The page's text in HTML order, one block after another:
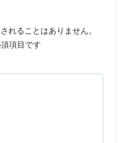
れることはありません。
項目です